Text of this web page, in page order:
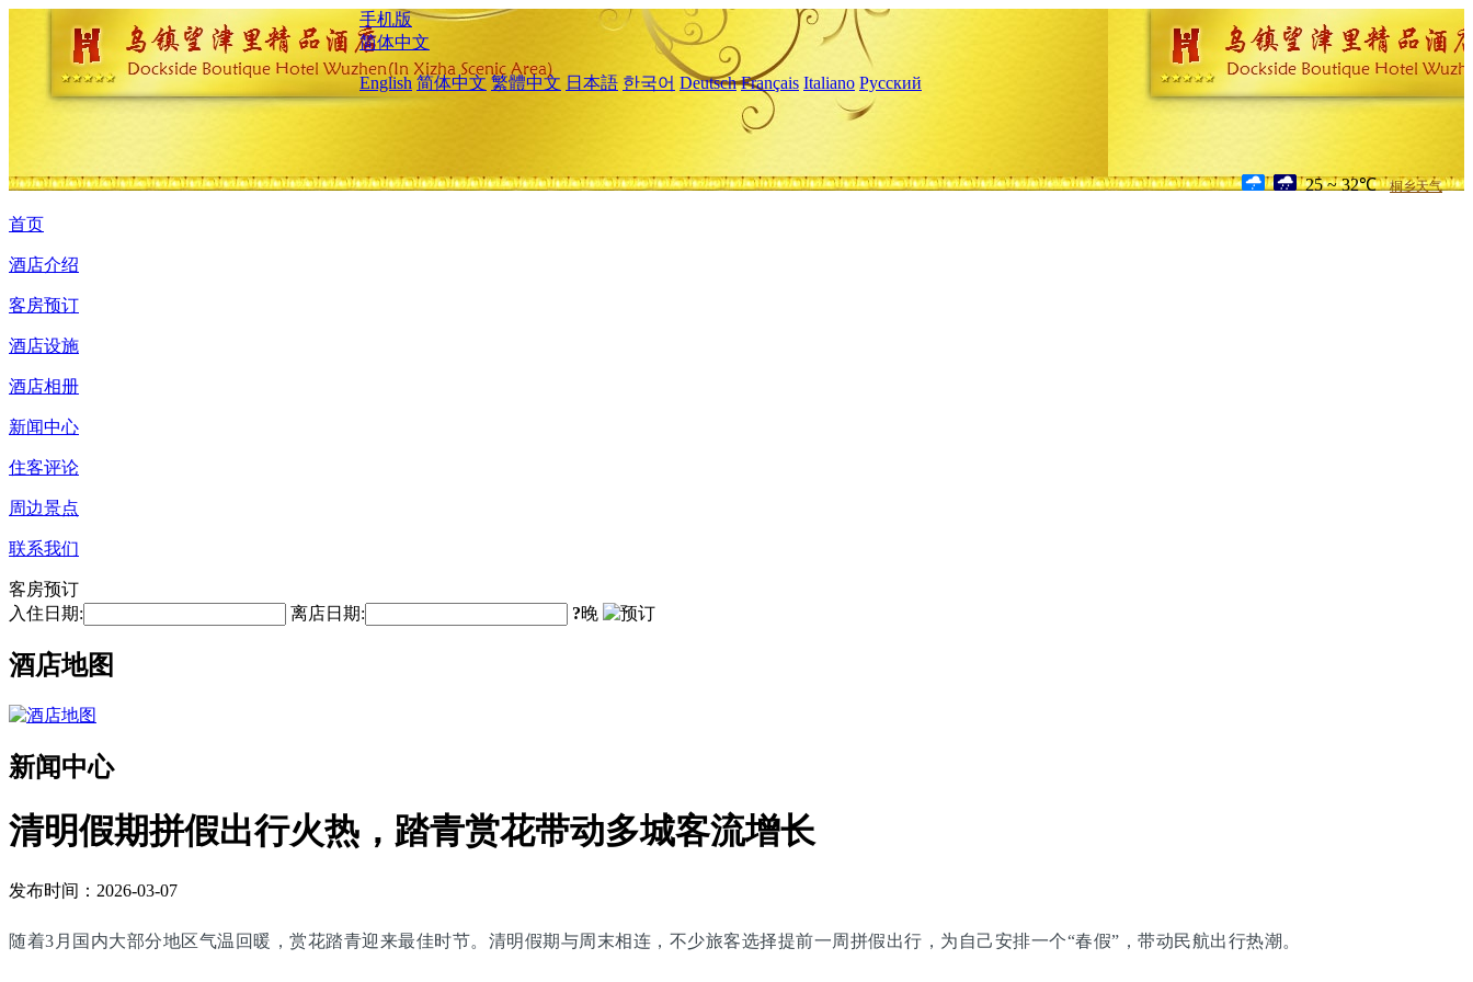
手机版
简体中文
English 简体中文 繁體中文 日本語 한국어 Deutsch Français Italiano Русский
25 ~ 32℃ 桐乡天气
首页
酒店介绍
客房预订
酒店设施
酒店相册
新闻中心
住客评论
周边景点
联系我们
客房预订
入住日期:
离店日期: ?晚
酒店地图
新闻中心
清明假期拼假出行火热，踏青赏花带动多城客流增长
发布时间：2026-03-07
随着3月国内大部分地区气温回暖，赏花踏青迎来最佳时节。清明假期与周末相连，不少旅客选择提前一周拼假出行，为自己安排一个“春假”，带动民航出行热潮。